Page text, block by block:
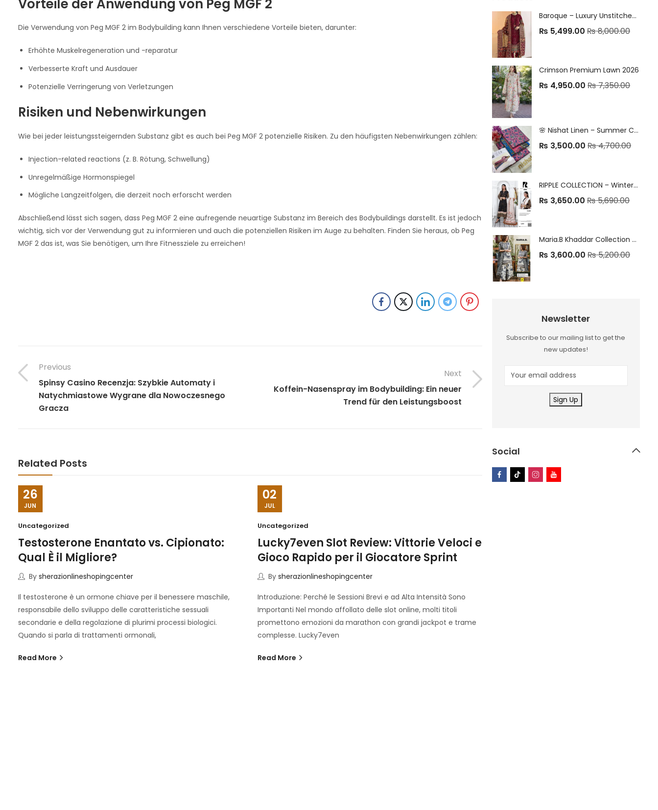
Vorteile der Anwendung von Peg MGF 2
Die Verwendung von Peg MGF 2 im Bodybuilding kann Ihnen verschiedene Vorteile bieten, darunter:
Erhöhte Muskelregeneration und -reparatur
Verbesserte Kraft und Ausdauer
Potenzielle Verringerung von Verletzungen
Risiken und Nebenwirkungen
Wie bei jeder leistungssteigernden Substanz gibt es auch bei Peg MGF 2 potenzielle Risiken. Zu den häufigsten Nebenwirkungen zählen:
Injection-related reactions (z. B. Rötung, Schwellung)
Unregelmäßige Hormonspiegel
Mögliche Langzeitfolgen, die derzeit noch erforscht werden
Abschließend lässt sich sagen, dass Peg MGF 2 eine aufregende neuartige Substanz im Bereich des Bodybuildings darstellt. Es ist jedoch
wichtig, sich vor der Verwendung gut zu informieren und auch die potenziellen Risiken im Auge zu behalten. Finden Sie heraus, ob Peg
MGF 2 das ist, was Sie benötigen, um Ihre Fitnessziele zu erreichen!
Previous
Spinsy Casino Recenzja: Szybkie Automaty i
Natychmiastowe Wygrane dla Nowoczesnego
Gracza
Next
Koffein-Nasenspray im Bodybuilding: Ein neuer
Trend für den Leistungsboost
Related Posts
26
JUN
Uncategorized
Testosterone Enantato vs. Cipionato:
Qual È il Migliore?
By sherazionlineshopingcenter
Il testosterone è un ormone chiave per il benessere maschile,
responsabile dello sviluppo delle caratteristiche sessuali
secondarie e della regolazione di plurimi processi biologici.
Quando si parla di trattamenti ormonali,
Read More
02
JUL
Uncategorized
Lucky7even Slot Review: Vittorie Veloci e
Gioco Rapido per il Giocatore Sprint
By sherazionlineshopingcenter
Introduzione: Perché le Sessioni Brevi e ad Alta Intensità Sono
Importanti Nel mondo affollato delle slot online, molti titoli
promettono emozioni da marathon con grandi jackpot e trame
complesse. Lucky7even
Read More
Baroque – Luxury Unstitched Collection
₨ 5,499.00 ₨8,000.00
Crimson Premium Lawn 2026
₨ 4,950.00 ₨7,350.00
🌸 Nishat Linen – Summer Collection 2025 🌸 Premium Printed Lawn | Classic Elegance | Everyday Comfort
₨ 3,500.00 ₨4,700.00
RIPPLE COLLECTION – Winter Khaddar Unstitched 2025
₨ 3,650.00 ₨5,690.00
Maria.B Khaddar Collection – 3Pc Embrioded Unstitched Winter Suit
₨ 3,600.00 ₨5,200.00
Newsletter
Subscribe to our mailing list to get the
new updates!
Social